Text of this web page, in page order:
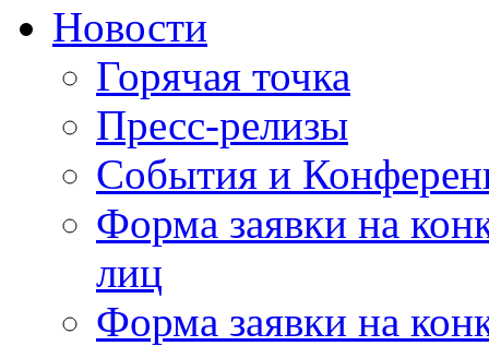
Новости
Горячая точка
Пресс-релизы
События и
Форма заявки на
лиц
Форма заявки на